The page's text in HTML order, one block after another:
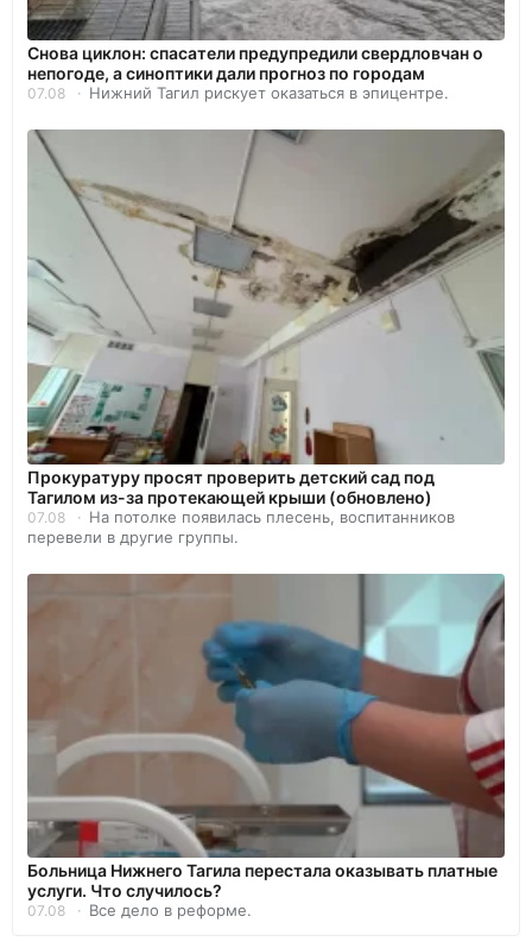
Снова циклон: спасатели предупредили свердловчан о
непогоде, а синоптики дали прогноз по городам
07.08 Нижний Тагил рискует оказаться в эпицентре.
Прокуратуру просят проверить детский сад под
Тагилом из-за протекающей крыши (обновлено)
07.08
На потолке появилась плесень, воспитанников
перевели в другие группы.
Больница Нижнего Тагила перестала оказывать платные
услуги. Что случилось?
07.08 Все дело в реформе.